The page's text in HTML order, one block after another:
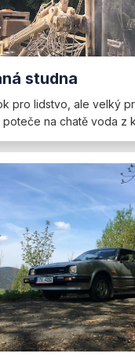
studna
pro lidstvo, ale velký
poteče na chatě voda z